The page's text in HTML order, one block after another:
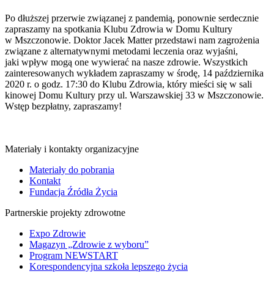
Po dłuższej przerwie związanej z pandemią, ponownie serdecznie
zapraszamy na spotkania Klubu Zdrowia w Domu Kultury
w Mszczonowie. Doktor Jacek Matter przedstawi nam zagrożenia
związane z alternatywnymi metodami leczenia oraz wyjaśni,
jaki wpływ mogą one wywierać na nasze zdrowie. Wszystkich
zainteresowanych wykładem zapraszamy w środę, 14 października
2020 r. o godz. 17:30 do Klubu Zdrowia, który mieści się w sali
kinowej Domu Kultury przy ul. Warszawskiej 33 w Mszczonowie.
Wstęp bezpłatny, zapraszamy!
Materiały i kontakty organizacyjne
Materiały do pobrania
Kontakt
Fundacja Źródła Życia
Partnerskie projekty zdrowotne
Expo Zdrowie
Magazyn „Zdrowie z wyboru”
Program NEWSTART
Korespondencyjna szkoła lepszego życia